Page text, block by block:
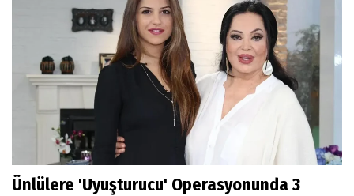
Ünlülere 'Uyuşturucu' Operasyonunda 3